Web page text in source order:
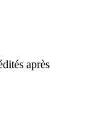
après